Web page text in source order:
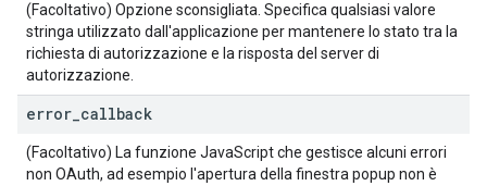
(Facoltativo) Opzione sconsigliata. Specifica qualsiasi valore
stringa utilizzato dall'applicazione per mantenere lo stato tra la
richiesta di autorizzazione e la risposta del server di
autorizzazione.
error callback
(Facoltativo) La funzione JavaScript che gestisce alcuni errori
non OAuth, ad esempio l'apertura della finestra popup non è